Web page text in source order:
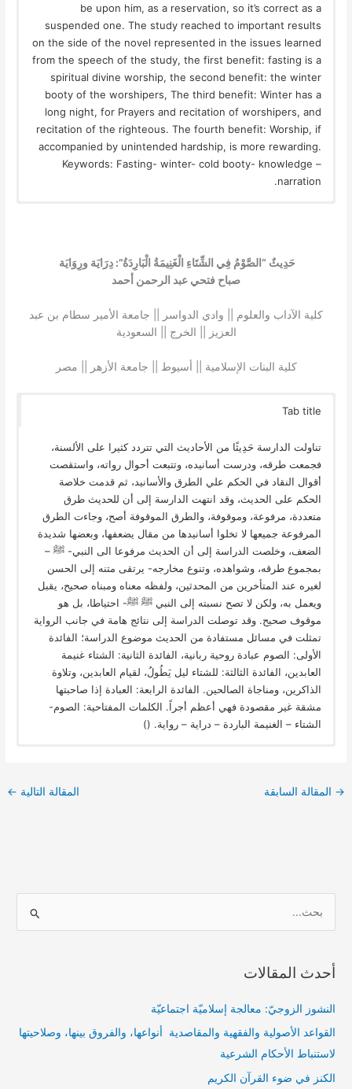
be upon him, as a reservation, so it’s correct as a
suspended one. The study reached to important results
on the side of the novel represented in the issues learned
from the speech of the study, the first benefit: fasting is a
spiritual divine worship, the second benefit: the winter
booty of the worshipers, The third benefit: Winter has a
long night, for Prayers and recitation of worshipers, and
recitation of the righteous. The fourth benefit: Worship, if
accompanied by unintended hardship, is more rewarding.
Keywords: Fasting- winter- cold booty- knowledge –
narration.
حَدِيثٌ “الصَّوْمُ فِي الشِّتَاءِ الْغَنِيمَةُ الْبَارِدَةُ”: دِرَايَة ورِوَايَة
صباح فتحي عبد الرحمن أحمد
كلية الآداب والعلوم || وادي الدواسر || جامعة الأمير سطام بن عبد
العزيز || الخرج || السعودية
كلية البنات الإسلامية || أسيوط || جامعة الأزهر || مصر
Tab title
تناولت الدارسة حَدِيثًا من الأحاديث التي تتردد كثيرا على الألسنة،
فجمعت طرقه، ودرست أسانيده، وتتبعت أحوال رواته، واستقصت
أقوال النقاد في الحكم علي الطرق والأسانيد، ثم قدمت خلاصة
الحكم على الحديث، وقد انتهت الدارسة إلى أن للحديث طرق
متعددة، مرفوعة، وموقوفة، والطرق الموقوفة أصح، وجاءت الطرق
المرفوعة جميعها لا تخلوا أسانيدها من مقال يضعفها، وبعضها شديدة
الضعف، وخلصت الدراسة إلى أن الحديث مرفوعا الى النبي- ﷺ –
بمجموع طرقه، وشواهده، وتنوع مخارجه- يرتقى متنه إلى الحسن
لغيره عند المتأخرين من المحدثين، ولفظه معناه ومبناه صحيح، يقبل
ويعمل به، ولكن لا تصح نسبته إلى النبي ﷺ ﷺ- احتياطا، بل هو
موقوف صحيح. وقد توصلت الدراسة إلى نتائج هامة في جانب الرواية
تمثلت في مسائل مستفادة من الحديث موضوع الدراسة؛ الفائدة
الأولى: الصوم عبادة روحية ربانية، الفائدة الثانية: الشتاء غنيمة
العابدين، الفائدة الثالثة: للشتاء ليل يَطُولُ، لقيام العابدين، وتلاوة
الذاكرين، ومناجاة الصالحين. الفائدة الرابعة: العبادة إذا صاحبتها
مشقة غير مقصودة فهي أعظم أجراً. الكلمات المفتاحية: الصوم-
الشتاء – الغنيمة الباردة – دراية – رواية. ()
→ المقالة السابقة المقالة التالية ←
ح
أحدث المقالات
النشوز الزوجيّ: معالجة إسلاميّة اجتماعيّة
القواعد الأصولية والفقهية والمقاصدية أنواعها، والفروق بينها، وصلاحيتها
لاستنباط الأحكام الشرعية
الكنز في ضوء القرآن الكريم